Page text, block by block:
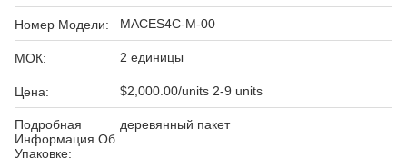
Номер Модели: MACES4C-M-00
МОК: 2 единицы
Цена: $2,000.00/units 2-9 units
Подробная
Информация Об
Упаковке:
деревянный пакет